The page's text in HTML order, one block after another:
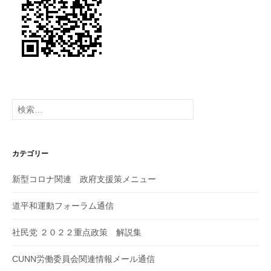
ン
検
索:
カテゴリー
新型コロナ関連 政府支援策メニュー
道平和運動フォーラム通信
社民党 ２０２２重点政策 解説集
CUNN労働委員会関連情報メール通信